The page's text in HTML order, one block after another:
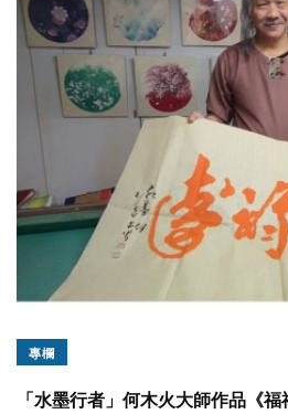
專欄
「水墨行者」何木火大師作品《